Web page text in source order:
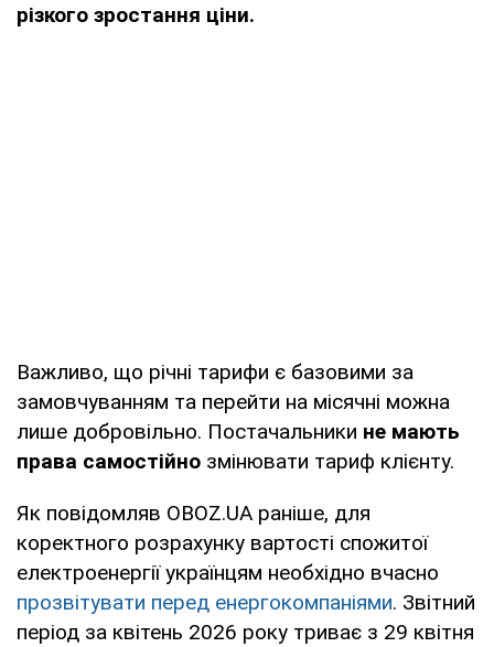
різкого зростання ціни.
Важливо, що річні тарифи є базовими за
замовчуванням та перейти на місячні можна
лише добровільно. Постачальники не мають
права самостійно змінювати тариф клієнту.
Як повідомляв OBOZ.UA раніше, для
коректного розрахунку вартості спожитої
електроенергії українцям необхідно вчасно
прозвітувати перед енергокомпаніями. Звітний
період за квітень 2026 року триває з 29 квітня